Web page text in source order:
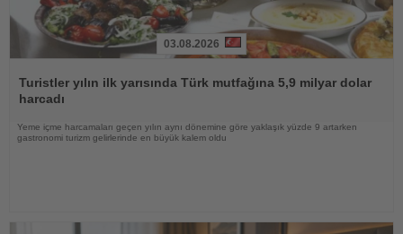
Oku
03.08.2026
Turistler yılın ilk yarısında Türk mutfağına 5,9 milyar dolar
harcadı
Yeme içme harcamaları geçen yılın aynı dönemine göre yaklaşık yüzde 9 artarken
gastronomi turizm gelirlerinde en büyük kalem oldu